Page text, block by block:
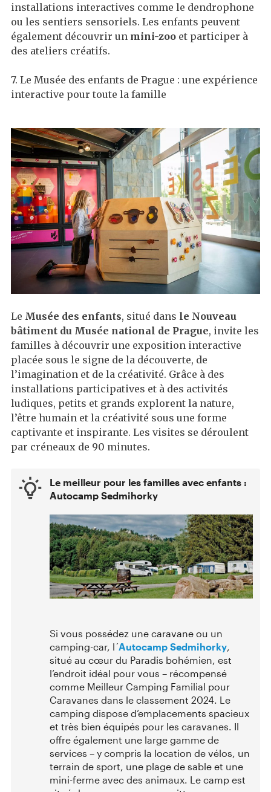
installations interactives comme le dendrophone
ou les sentiers sensoriels. Les enfants peuvent
également découvrir un mini-zoo et participer à
des ateliers créatifs.
7. Le Musée des enfants de Prague : une expérience
interactive pour toute la famille
Le Musée des enfants, situé dans le Nouveau
bâtiment du Musée national de Prague, invite les
familles à découvrir une exposition interactive
placée sous le signe de la découverte, de
l’imagination et de la créativité. Grâce à des
installations participatives et à des activités
ludiques, petits et grands explorent la nature,
l’être humain et la créativité sous une forme
captivante et inspirante. Les visites se déroulent
par créneaux de 90 minutes.
Le meilleur pour les familles avec enfants :
Autocamp Sedmihorky
Si vous possédez une caravane ou un
camping-car, l´Autocamp Sedmihorky
situé au cœur du Paradis bohémien, est
l’endroit idéal pour vous – récompensé
comme Meilleur Camping Familial pour
Caravanes dans le classement 2024. Le
camping dispose d’emplacements spacieux
et très bien équipés pour les caravanes. Il
offre également une large gamme de
services – y compris la location de vélos, un
terrain de sport, une plage de sable et une
mini-ferme avec des animaux. Le camp est